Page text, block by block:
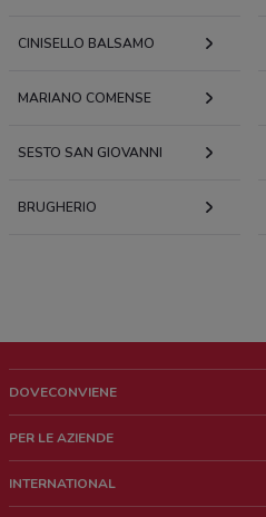
CINISELLO BALSAMO
MARIANO COMENSE
SESTO SAN GIOVANNI
BRUGHERIO
DOVECONVIENE
Chi siamo
PER LE AZIENDE
Richieste commerciali e marketing
INTERNATIONAL